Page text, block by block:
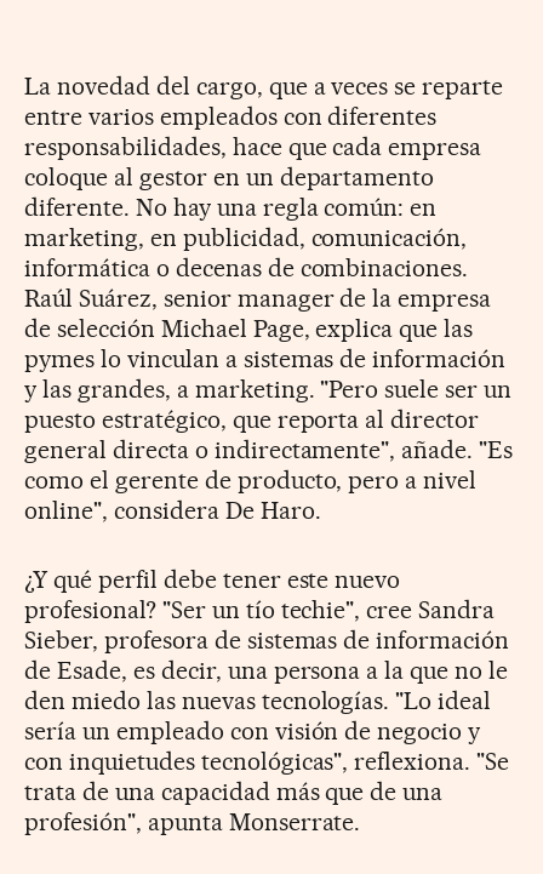
La novedad del cargo, que a veces se reparte
entre varios empleados con diferentes
responsabilidades, hace que cada empresa
coloque al gestor en un departamento
diferente. No hay una regla común: en
marketing, en publicidad, comunicación,
informática o decenas de combinaciones.
Raúl Suárez, senior manager de la empresa
de selección Michael Page, explica que las
pymes lo vinculan a sistemas de información
y las grandes, a marketing. "Pero suele ser un
puesto estratégico, que reporta al director
general directa o indirectamente", añade. "Es
como el gerente de producto, pero a nivel
online", considera De Haro.
¿Y qué perfil debe tener este nuevo
profesional? "Ser un tío techie", cree Sandra
Sieber, profesora de sistemas de información
de Esade, es decir, una persona a la que no le
den miedo las nuevas tecnologías. "Lo ideal
sería un empleado con visión de negocio y
con inquietudes tecnológicas", reflexiona. "Se
trata de una capacidad más que de una
profesión", apunta Monserrate.